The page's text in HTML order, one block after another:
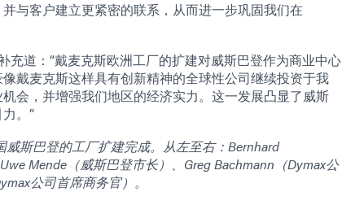
与客户建立更紧密的联系，从而进一步巩固我们在
充道：“戴麦克斯欧洲工厂的扩建对威斯巴登作为商业中心
戴麦克斯这样具有创新精神的全球性公司继续投资于我
会，并增强我们地区的经济实力。这一发展凸显了威斯
。”
斯巴登的工厂扩建完成。从左至右：Bernhard
Mende（威斯巴登市长）、Greg Bachmann（Dymax公
公司首席商务官）。